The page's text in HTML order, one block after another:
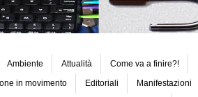
Ambiente Attualità Come va a finire?!
in movimento Editoriali Manifestazioni